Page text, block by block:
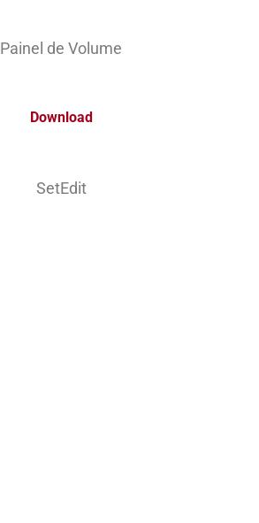
Painel de Volume
Download
SetEdit